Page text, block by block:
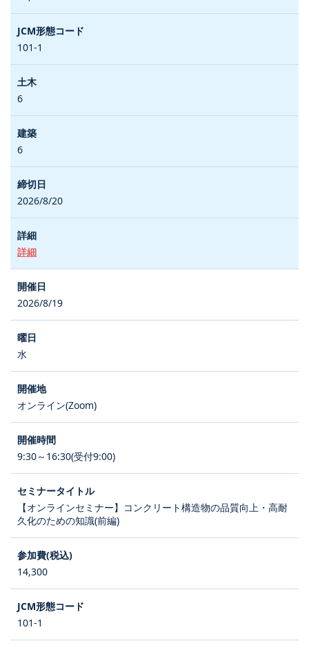
101-1
6
6
2026/8/20
詳細
2026/8/19
水
オンライン(Zoom)
9:30～16:30(受付9:00)
【オンラインセミナー】コンクリート構造物の品質向上・高耐
久化のための知識(前編)
14,300
101-1